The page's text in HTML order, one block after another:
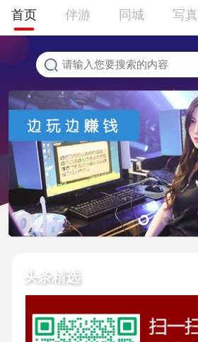
首页 伴游 同城 写真
头条精选